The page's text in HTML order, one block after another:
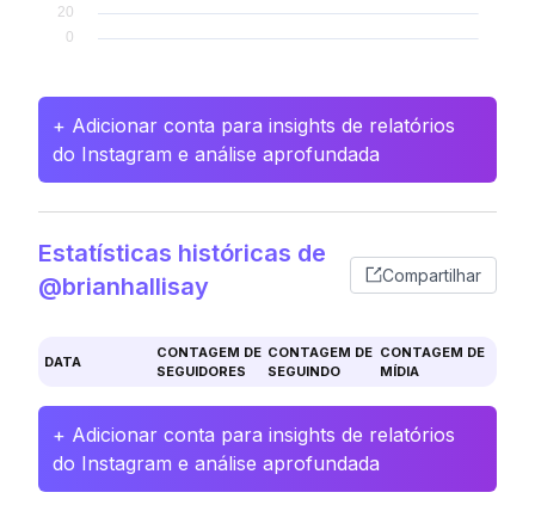
+ Adicionar conta para insights de relatórios
do Instagram e análise aprofundada
Estatísticas históricas de
@brianhallisay
Compartilhar
DATA
CONTAGEM DE
SEGUIDORES
CONTAGEM DE
SEGUINDO
CONTAGEM DE
MÍDIA
+ Adicionar conta para insights de relatórios
do Instagram e análise aprofundada